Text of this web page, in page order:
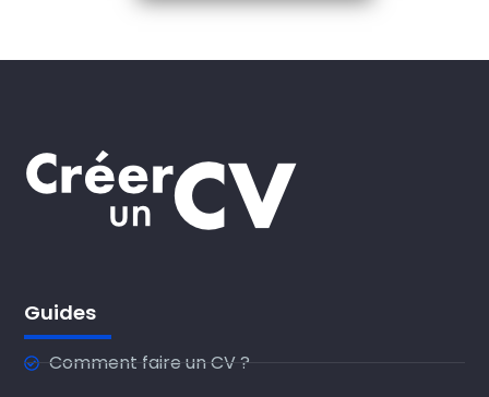
Guides
Comment faire un CV ?